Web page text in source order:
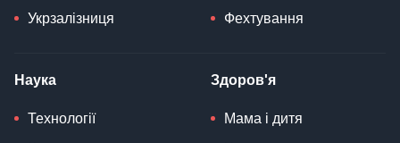
Укрзалізниця Фехтування
Наука
Технології
Здоров'я
Мама і дитя